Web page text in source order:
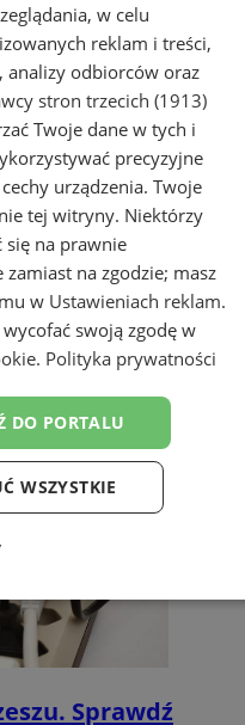
Sprawdź
Sprawdź
w celu
reklam i treści,
odbiorców oraz
stron trzecich (1913)
Twoje dane w tych i
precyzyjne
urządzenia. Twoje
tej witryny. Niektórzy
się na prawnie
na zgodzie; masz
w Ustawieniach reklam.
swoją zgodę w
. Polityka prywatności
DO PORTALU
WSZYSTKIE
Targetowanie